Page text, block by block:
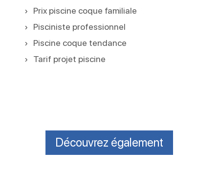
Prix piscine coque familiale
Pisciniste professionnel
Piscine coque tendance
Tarif projet piscine
Découvrez également